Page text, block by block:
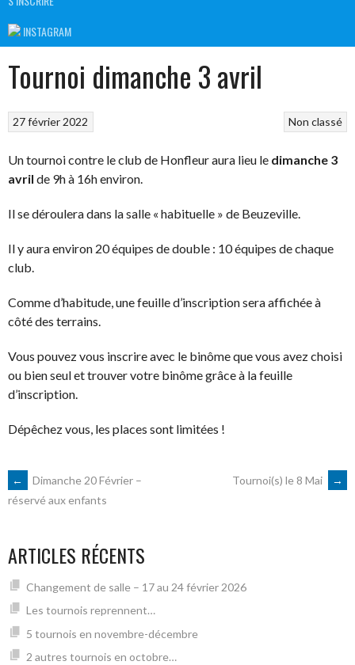
INSTAGRAM
Tournoi dimanche 3 avril
Non classé
27 février 2022
Un tournoi contre le club de Honfleur aura lieu le dimanche 3
avril de 9h à 16h environ.
Il se déroulera dans la salle « habituelle » de Beuzeville.
Il y aura environ 20 équipes de double : 10 équipes de chaque
club.
Comme d’habitude, une feuille d’inscription sera affichée à
côté des terrains.
Vous pouvez vous inscrire avec le binôme que vous avez choisi
ou bien seul et trouver votre binôme grâce à la feuille
d’inscription.
Dépêchez vous, les places sont limitées !
NAVIGATION
ARTICLES
←
Dimanche 20 Février –
réservé aux enfants
Tournoi(s) le 8 Mai →
ARTICLES RÉCENTS
Changement de salle – 17 au 24 février 2026
Les tournois reprennent…
5 tournois en novembre-décembre
2 autres tournois en octobre…